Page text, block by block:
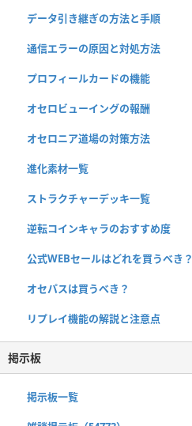
データ引き継ぎの方法と手順
通信エラーの原因と対処方法
プロフィールカードの機能
オセロビューイングの報酬
オセロニア道場の対策方法
進化素材一覧
ストラクチャーデッキ一覧
逆転コインキャラのおすすめ度
公式WEBセールはどれを買うべき？
オセパスは買うべき？
リプレイ機能の解説と注意点
掲示板
掲示板一覧